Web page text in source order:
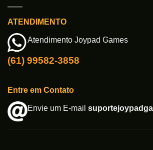
ATENDIMENTO
Atendimento Joypad Games
(61) 99582-3858
Entre em Contato
Envie um E-mail